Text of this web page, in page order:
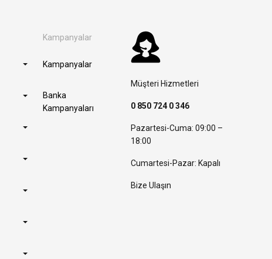
Kampanyalar
Kampanyalar
Banka
Kampanyaları
Müşteri Hizmetleri
0 850 724 0 346
Pazartesi-Cuma: 09:00 –
18:00
Cumartesi-Pazar: Kapalı
Bize Ulaşın